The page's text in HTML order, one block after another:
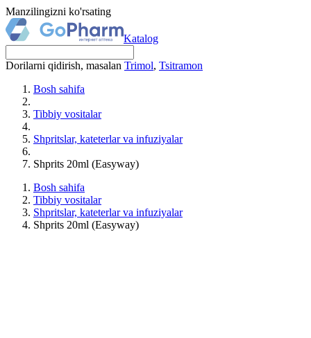
Manzilingizni ko'rsating
Katalog
Dorilarni qidirish, masalan Trimol, Tsitramon
Bosh sahifa
Tibbiy vositalar
Shpritslar, kateterlar va infuziyalar
Shprits 20ml (Easyway)
Bosh sahifa
Tibbiy vositalar
Shpritslar, kateterlar va infuziyalar
Shprits 20ml (Easyway)